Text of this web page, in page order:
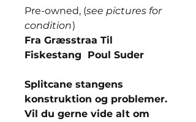
Pre-owned, (see pictures for
condition)
Fra Græsstraa Til
Fiskestang Poul Suder
Splitcane stangens
konstruktion og problemer.
Vil du gerne vide alt om